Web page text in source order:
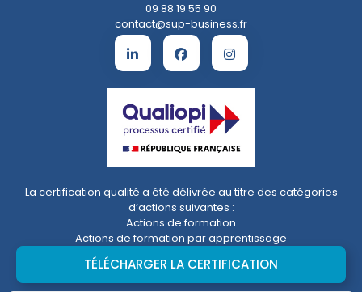
09 88 19 55 90
contact@sup-business.fr
La certification qualité a été délivrée au titre des catégories
d’actions suivantes :
Actions de formation
Actions de formation par apprentissage
TÉLÉCHARGER LA CERTIFICATION